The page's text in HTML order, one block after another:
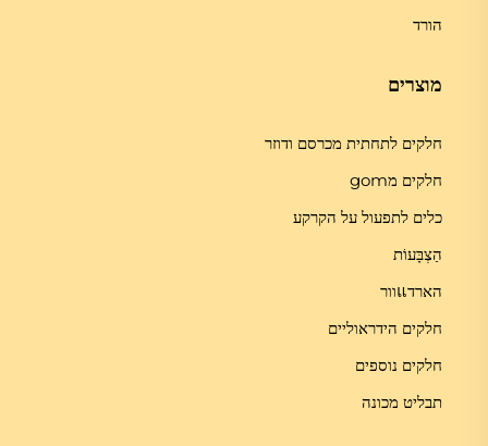
הורד
מוצרים
חלקים לתחתית מכרסם ודוזר
חלקים מgom
כלים לתפעול על הקרקע
הַצְבָּעוֹת
הארדแוור
חלקים הידראוליים
חלקים נוספים
תבליט מכונה